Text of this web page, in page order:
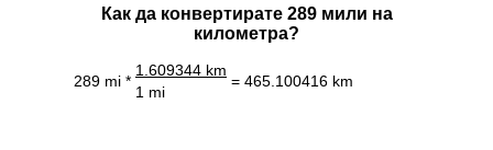
Как да конвертирате 289 мили на
километра?
289 mi *
1.609344 km
= 465.100416 km
1 mi